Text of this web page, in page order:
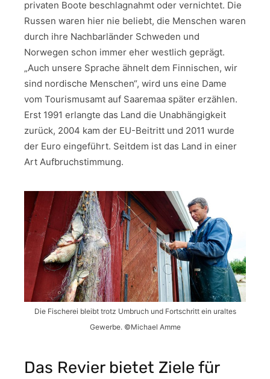
privaten Boote beschlagnahmt oder vernichtet. Die
Russen waren hier nie beliebt, die Menschen waren
durch ihre Nachbarländer Schweden und
Norwegen schon immer eher westlich geprägt.
„Auch unsere Sprache ähnelt dem Finnischen, wir
sind nordische Menschen“, wird uns eine Dame
vom Tourismusamt auf Saaremaa später erzählen.
Erst 1991 erlangte das Land die Unabhängigkeit
zurück, 2004 kam der EU-Beitritt und 2011 wurde
der Euro eingeführt. Seitdem ist das Land in einer
Art Aufbruchstimmung.
Die Fischerei bleibt trotz Umbruch und Fortschritt ein uraltes
Gewerbe. ©Michael Amme
Das Revier bietet Ziele für